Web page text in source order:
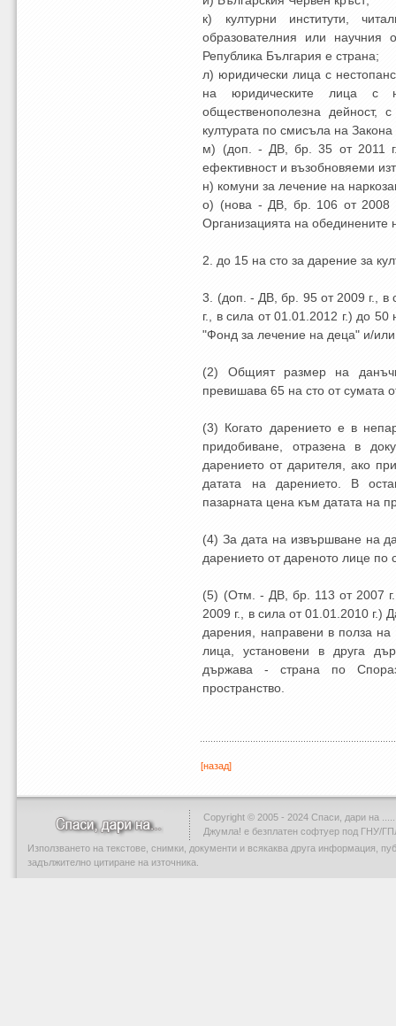
к) културни институти,
образователния или
Република България е страна;
л) юридически лица с
на юридическите лица с
общественополезна дейност,
културата по смисъла на
м) (доп. - ДВ, бр. 35 от 2011
ефективност и възобновяеми
н) комуни за лечение на
о) (нова - ДВ, бр. 106 от 2008
Организацията на
2. до 15 на сто за дарение за
3. (доп. - ДВ, бр. 95 от 2009 г., в
г., в сила от 01.01.2012 г.) до
"Фонд за лечение на деца" и/
(2) Общият размер на
превишава 65 на сто от сумата
(3) Когато дарението е в
придобиване, отразена в
дарението от дарителя, ако
датата на дарението. В
пазарната цена към датата на
(4) За дата на извършване на
дарението от дареното лице по
(5) (Отм. - ДВ, бр. 113 от 2007
2009 г., в сила от 01.01.2010 г.)
дарения, направени в полза
лица, установени в друга
държава - страна по
пространство.
[назад]
Copyright © 2005 - 2024 Спаси, дари на .....
Джумла! е безплатен софтуер под ГНУ/
Използването на текстове, снимки, документи и всякаква друга информация,
задължително цитиране на източника.